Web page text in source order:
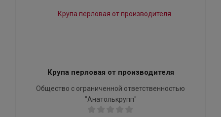
Крупа перловая от производителя
Общество с ограниченной ответственностью
"Анатолькрупп"